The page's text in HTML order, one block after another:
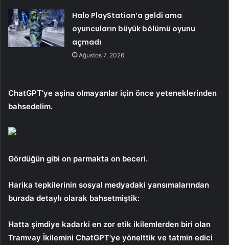
Halo PlayStation’a geldi ama
oyuncuların büyük bölümü oyunu
açmadı
Ağustos 7, 2026
ChatGPT’ye aşina olmayanlar için önce yeteneklerinden
bahsedelim.
Gördüğün gibi on parmakta on beceri.
Harika tepkilerinin sosyal medyadaki yansımalarından
burada detaylı olarak bahsetmiştik:
Hatta şimdiye kadarki en zor etik ikilemlerden biri olan
Tramvay İkilemini ChatGPT’ye yönelttik ve tatmin edici